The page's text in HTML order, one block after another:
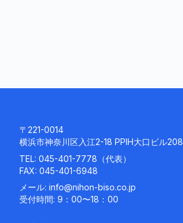
〒221-0014
横浜市神奈川区入江2-18 PPIH大口ビル208
TEL: 045-401-7778 （代表）
FAX: 045-401-6948
メール: info@nihon-biso.co.jp
受付時間: 9：00〜18：00